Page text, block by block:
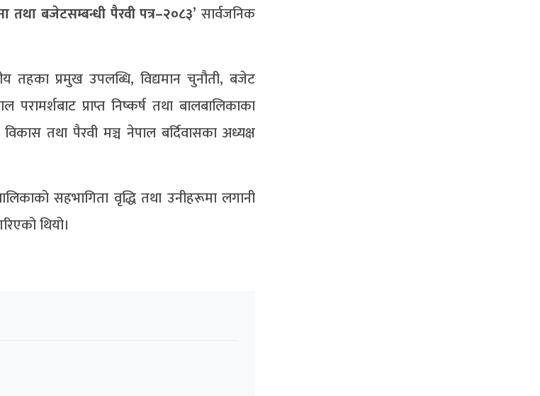
तथा बजेटसम्बन्धी पैरवीपत्र–२०८३’ सार्वजनिक
तहका प्रमुख उपलब्धि, विद्यमान चुनौती, बजेट
प्राप्त निष्कर्ष तथा बालबालिकाका
तथा पैरवी मञ्च नेपाल बर्दिवासका अध्यक्ष
सहभागिता वृद्धि तथा उनीहरूमा लगानी
थियो।